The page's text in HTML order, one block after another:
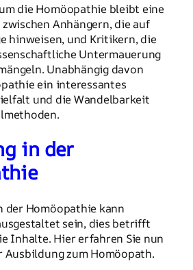
die Homöopathie bleibt eine
Anhängern, die auf
hinweisen, und Kritikern, die
Untermauerung
Unabhängig davon
ein interessantes
und die Wandelbarkeit
in der
der Homöopathie kann
sein, dies betrifft
Inhalte. Hier erfahren Sie nun
Ausbildung zum Homöopath.